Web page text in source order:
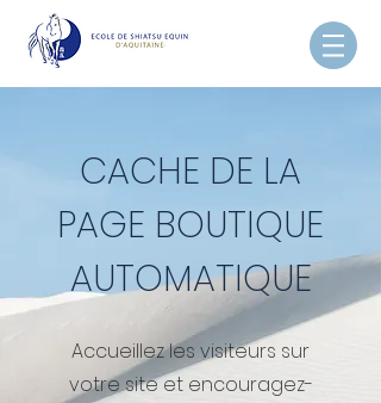
CACHE DE LA
PAGE BOUTIQUE
AUTOMATIQUE
Accueillez les visiteurs sur
votre site et encouragez-